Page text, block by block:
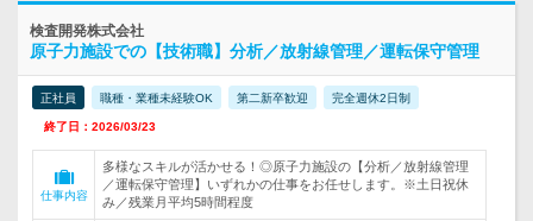
検査開発株式会社
原子力施設での【技術職】分析／放射線管理／運転保守管理
正社員 職種・業種未経験OK 第二新卒歓迎 完全週休2日制
終了日：2026/03/23
仕事内容
多様なスキルが活かせる！◎原子力施設の【分析／放射線管理
／運転保守管理】いずれかの仕事をお任せします。※土日祝休
み／残業月平均5時間程度